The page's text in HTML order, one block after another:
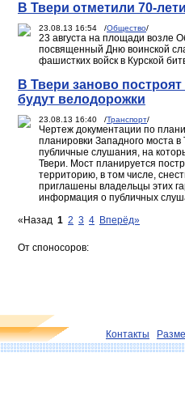
В Твери отметили 70-
23.08.13 16:54 /Общество/
23 августа на площади возле
посвященный Дню воинской
фашистких войск в Курской
В Твери заново
будут велодорожки
23.08.13 16:40 /Транспорт/
Чертеж документации по
планировки Западного моста
публичные слушания, на
Твери. Мост планируется
территорию, в том числе,
приглашены владельцы этих
информация о публичных
«Назад 1 2 3 4 Вперёд»
От споносоров:
Контакты